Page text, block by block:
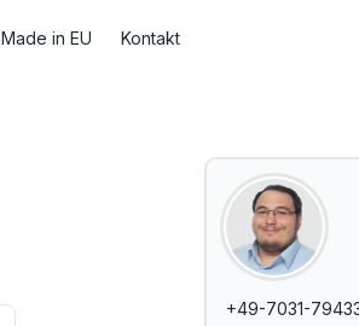
Made in EU Kontakt
+49-7031-